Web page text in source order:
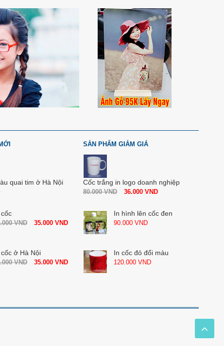
quai tim ở Hà Nội
VND 35.000 VND
cốc ở Hà Nội
VND 35.000 VND
SẢN PHẨM GIẢM GIÁ
Cốc trắng in logo doanh nghiệp
80.000VND 36.000 VND
In hình lên cốc đen
90.000 VND
In cốc đỏ đổi màu
120.000 VND